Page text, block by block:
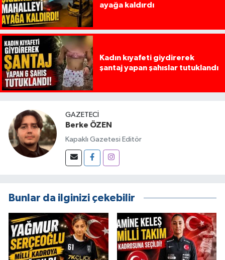
ayağa kaldırdı
Kadın kıyafeti giydirerek
şantaj yapan şahıslar tutuklandı
GAZETECI
Berke ÖZEN
Kapaklı Gazetesi Editör
Bunlar da ilginizi çekebilir